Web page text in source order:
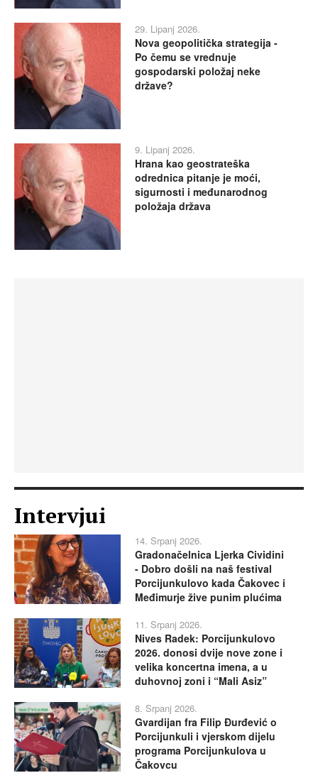
29. Lipanj 2026.
Nova geopolitička strategija -
Po čemu se vrednuje
gospodarski položaj neke
države?
9. Lipanj 2026.
Hrana kao geostrateška
odrednica pitanje je moći,
sigurnosti i međunarodnog
položaja država
Intervjui
14. Srpanj 2026.
Gradonačelnica Ljerka Cividini
- Dobro došli na naš festival
Porcijunkulovo kada Čakovec i
Međimurje žive punim plućima
11. Srpanj 2026.
Nives Radek: Porcijunkulovo
2026. donosi dvije nove zone i
velika koncertna imena, a u
duhovnoj zoni i “Mali Asiz”
8. Srpanj 2026.
Gvardijan fra Filip Đurđević o
Porcijunkuli i vjerskom dijelu
programa Porcijunkulova u
Čakovcu